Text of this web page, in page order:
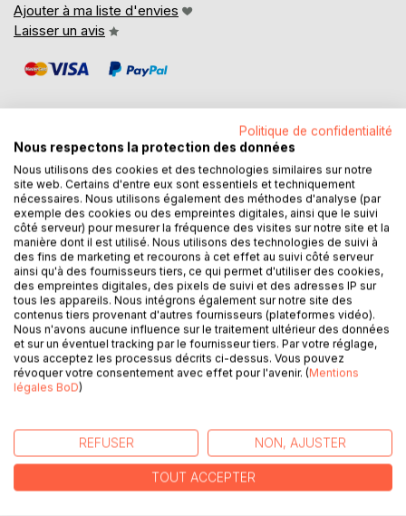
Ajouter à ma liste d'envies
Laisser un avis
DESCRIPTION
Cet ouvrage est dédié à toutes les personnes souffrant
d'insuffisance cardiaque, et il offre aux détenteurs de
l'ouvrage du même auteur : " Quelle alimentation pour
l'insuffisance cardiaque ? " un ouvrage totalement
complémentaire.
De nombreuses recettes vont sont proposées, toutes très
simples à mettre en pratique, vous permettant ainsi de
mieux gérer votre alimentation spécifique associée à votre
cardiopathie.
Le but de cet ouvrage étant d'apprendre très rapidement à
ajuster parfaitement toutes vos recettes traditionnelles, et
lutter ainsi efficacement contre votre insuffisance
cardiaque en toute quiétude.
Politique de confidentialité
Nous respectons la protection des données
Nous utilisons des cookies et des technologies similaires sur notre
site web. Certains d'entre eux sont essentiels et techniquement
nécessaires. Nous utilisons également des méthodes d'analyse (par
exemple des cookies ou des empreintes digitales, ainsi que le suivi
côté serveur) pour mesurer la fréquence des visites sur notre site et la
manière dont il est utilisé. Nous utilisons des technologies de suivi à
des fins de marketing et recourons à cet effet au suivi côté serveur
ainsi qu'à des fournisseurs tiers, ce qui permet d'utiliser des cookies,
des empreintes digitales, des pixels de suivi et des adresses IP sur
tous les appareils. Nous intégrons également sur notre site des
contenus tiers provenant d'autres fournisseurs (plateformes vidéo).
Nous n'avons aucune influence sur le traitement ultérieur des données
et sur un éventuel tracking par le fournisseur tiers. Par votre réglage,
vous acceptez les processus décrits ci-dessus. Vous pouvez
révoquer votre consentement avec effet pour l'avenir. (Mentions
légales BoD)
REFUSER NON, AJUSTER
TOUT ACCEPTER